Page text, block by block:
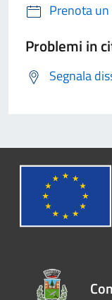
Prenota
Problemi in
Segnala